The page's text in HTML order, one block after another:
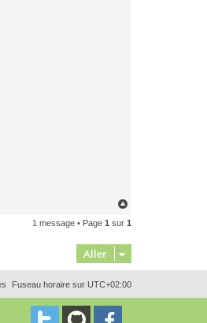
u
1 message • Page 1 sur 1
Aller
Fuseau horaire sur UTC+02:00